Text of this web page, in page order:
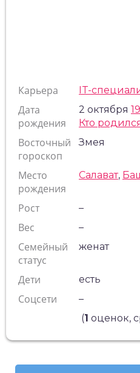
Карьера IT-
Дата
рождения
2 октября
Кто
Восточный
гороскоп
Змея
Место
рождения
Салават,
Рост –
Вес –
Семейный
статус
женат
Дети есть
Соцсети
–
(1 оценок,